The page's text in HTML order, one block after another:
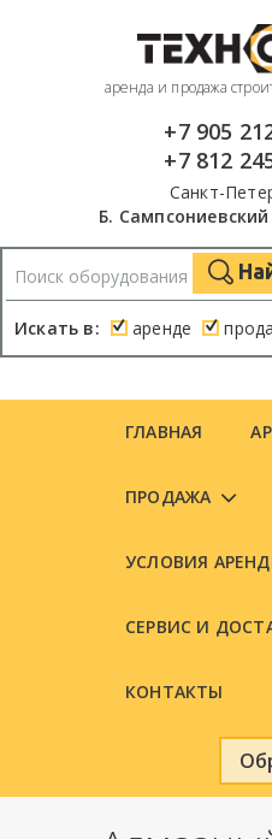
аренда и продажа
+7 905
+7 812
Санкт-
Б.
Искать в: аренде
ГЛАВНАЯ
ПРОДАЖА
УСЛОВИЯ
СЕРВИС И
КОНТАКТЫ